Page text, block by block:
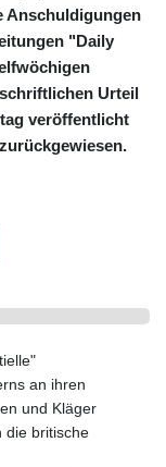
Anschuldigungen
"Daily
Urteil
veröffentlicht
an ihren
und Kläger
die britische